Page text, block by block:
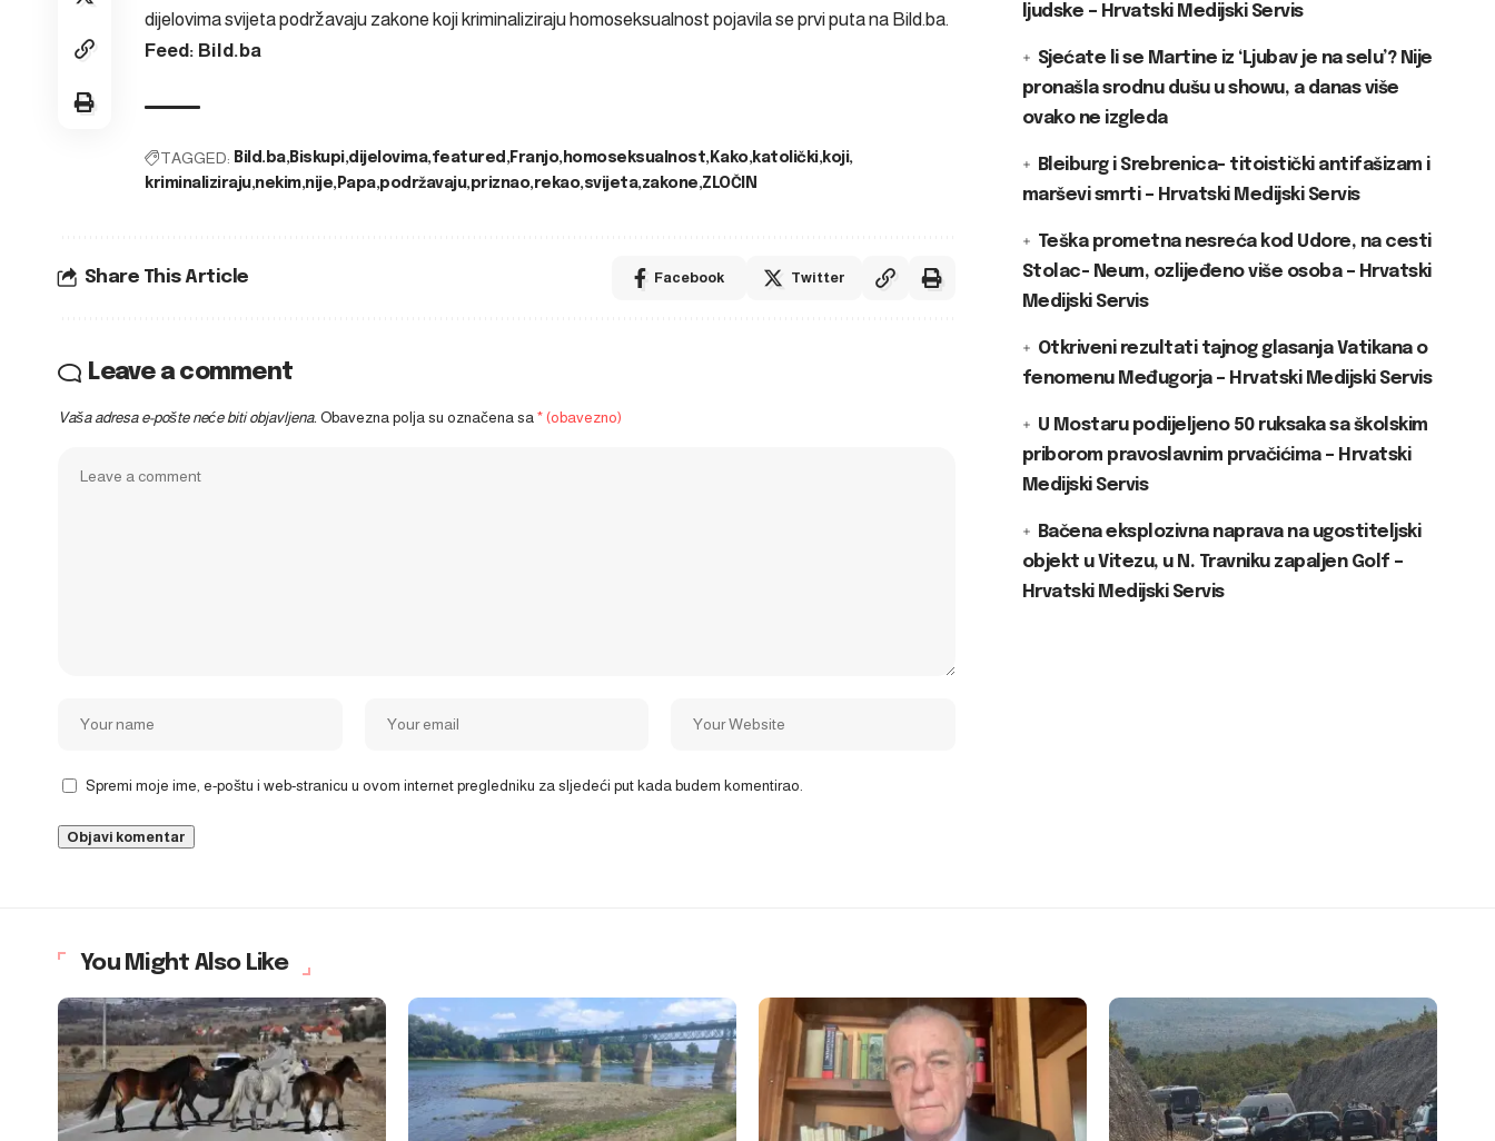
dijelovima svijeta podržavaju zakone koji kriminaliziraju homoseksualnost pojavila se prvi puta na Bild.ba.
Feed: Bild.ba
TAGGED: Bild.ba Biskupi dijelovima featured Franjo homoseksualnost Kako katolički koji
kriminaliziraju nekim nije Papa podržavaju priznao rekao svijeta zakone ZLOČIN
Share This Article Facebook Twitter
Leave a comment
Vaša adresa e-pošte neće biti objavljena. Obavezna polja su označena sa * (obavezno)
Spremi moje ime, e-poštu i web-stranicu u ovom internet pregledniku za sljedeći put kada budem komentirao.
ljudske – Hrvatski Medijski Servis
Sjećate li se Martine iz ‘Ljubav je na selu’? Nije
pronašla srodnu dušu u showu, a danas više
ovako ne izgleda
Bleiburg i Srebrenica- titoistički antifašizam i
marševi smrti – Hrvatski Medijski Servis
Teška prometna nesreća kod Udore, na cesti
Stolac- Neum, ozlijeđeno više osoba – Hrvatski
Medijski Servis
Otkriveni rezultati tajnog glasanja Vatikana o
fenomenu Međugorja – Hrvatski Medijski Servis
U Mostaru podijeljeno 50 ruksaka sa školskim
priborom pravoslavnim prvačićima – Hrvatski
Medijski Servis
Bačena eksplozivna naprava na ugostiteljski
objekt u Vitezu, u N. Travniku zapaljen Golf –
Hrvatski Medijski Servis
You Might Also Like